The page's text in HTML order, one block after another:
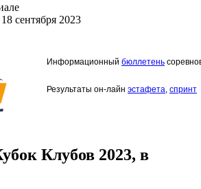
сентября 2023
Информационный бюллетень
Результаты он-лайн эстафета, спринт
Клубов 2023, в